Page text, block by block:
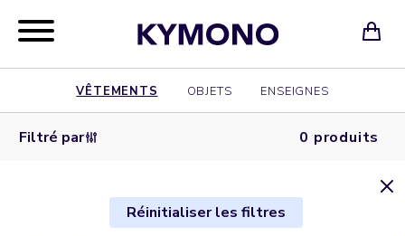
VÊTEMENTS OBJETS ENSEIGNES
Filtré par 0 produits
Réinitialiser les filtres